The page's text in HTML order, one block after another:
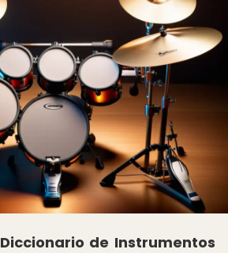
Diccionario de Instrumentos